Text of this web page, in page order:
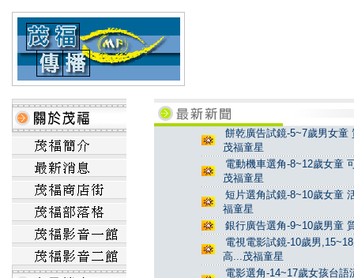
餅乾廣告試鏡-5~7歲男女
茂福童星
電動機車選角-8~12歲女童
茂福童星
短片選角試鏡-8~10歲女童
福童星
銀行廣告選角-9~10歲男童
電視電影試鏡-10歲男
高...茂福童星
電影選角-14~17歲女孩台